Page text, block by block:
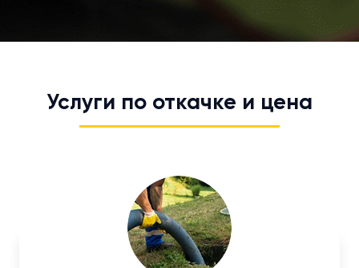
Услуги по откачке и цена